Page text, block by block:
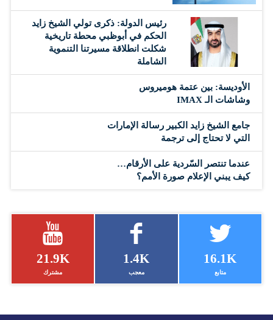
رئيس الدولة: ذكرى تولي الشيخ زايد
الحكم في أبوظبي محطة تاريخية
شكلت انطلاقة مسيرتنا التنموية
الشاملة
الأوديسة: بين عتمة هوميروس
وشاشات الـ IMAX
جامع الشيخ زايد الكبير رسالة الإمارات
التي لا تحتاج إلى ترجمة
عندما تنتصر السّردية على الأرقام…
كيف يبني الإعلام صورة الأمم؟
21.9K
مشترك
1.4K
معجب
16.1K
متابع